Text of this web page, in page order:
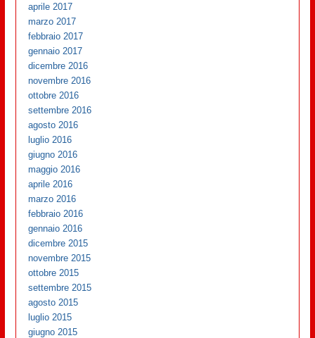
aprile 2017
marzo 2017
febbraio 2017
gennaio 2017
dicembre 2016
novembre 2016
ottobre 2016
settembre 2016
agosto 2016
luglio 2016
giugno 2016
maggio 2016
aprile 2016
marzo 2016
febbraio 2016
gennaio 2016
dicembre 2015
novembre 2015
ottobre 2015
settembre 2015
agosto 2015
luglio 2015
giugno 2015